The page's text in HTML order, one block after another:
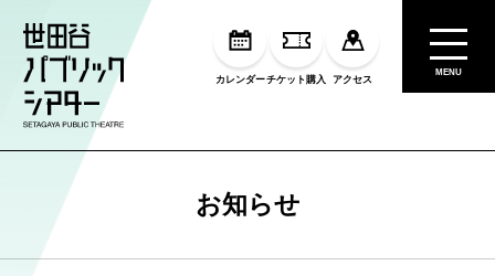
カレンダーチケット購入 アクセス
MENU
お知らせ